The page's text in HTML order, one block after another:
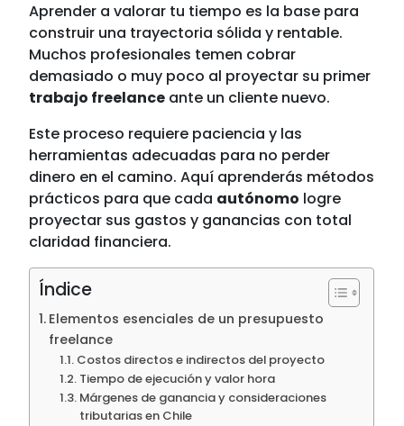
Aprender a valorar tu tiempo es la base para
construir una trayectoria sólida y rentable.
Muchos profesionales temen cobrar
demasiado o muy poco al proyectar su primer
trabajo freelance ante un cliente nuevo.
Este proceso requiere paciencia y las
herramientas adecuadas para no perder
dinero en el camino. Aquí aprenderás métodos
prácticos para que cada autónomo logre
proyectar sus gastos y ganancias con total
claridad financiera.
Índice
Elementos esenciales de un presupuesto
freelance
Costos directos e indirectos del proyecto
Tiempo de ejecución y valor hora
Márgenes de ganancia y consideraciones
tributarias en Chile